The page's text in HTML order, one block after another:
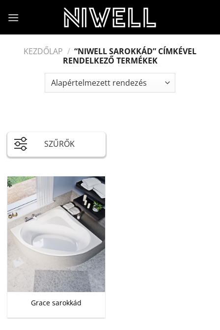
KEZDŐLAP / “NIWELL SAROKKÁD” CÍMKÉVEL
RENDELKEZŐ TERMÉKEK
SZŰRŐK
Grace sarokkád